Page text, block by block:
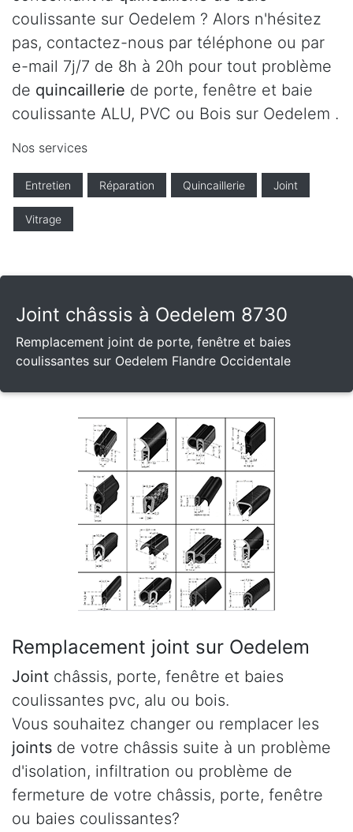
coulissante sur Oedelem ? Alors n'hésitez
pas, contactez-nous par téléphone ou par
e-mail 7j/7 de 8h à 20h pour tout problème
de quincaillerie de porte, fenêtre et baie
coulissante ALU, PVC ou Bois sur Oedelem .
Nos services
Entretien Réparation Quincaillerie Joint
Vitrage
Joint châssis à Oedelem 8730
Remplacement joint de porte, fenêtre et baies
coulissantes sur Oedelem Flandre Occidentale
Remplacement joint sur Oedelem
Joint châssis, porte, fenêtre et baies
coulissantes pvc, alu ou bois.
Vous souhaitez changer ou remplacer les
joints de votre châssis suite à un problème
d'isolation, infiltration ou problème de
fermeture de votre châssis, porte, fenêtre
ou baies coulissantes?